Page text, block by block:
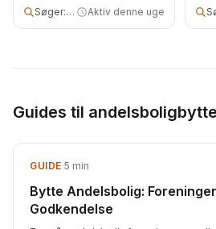
Søger:3 vær andelsbolig
Aktiv denne uge
Guides til andelsboligbytte
GUIDE·5 min
Bytte Andelsbolig:
Godkendelse